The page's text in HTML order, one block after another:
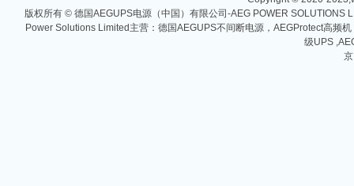
版权所有 © 德国AEGUPS电源（中国）有限公司-AEG POWER
Power Solutions Limited主营：德国AEGUPS不间断电源，AEGProtect高频
级UPS